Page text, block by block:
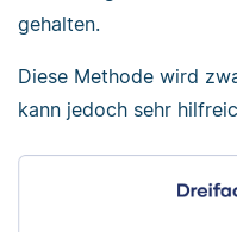
gehalten.
Diese Methode wird
kann jedoch sehr